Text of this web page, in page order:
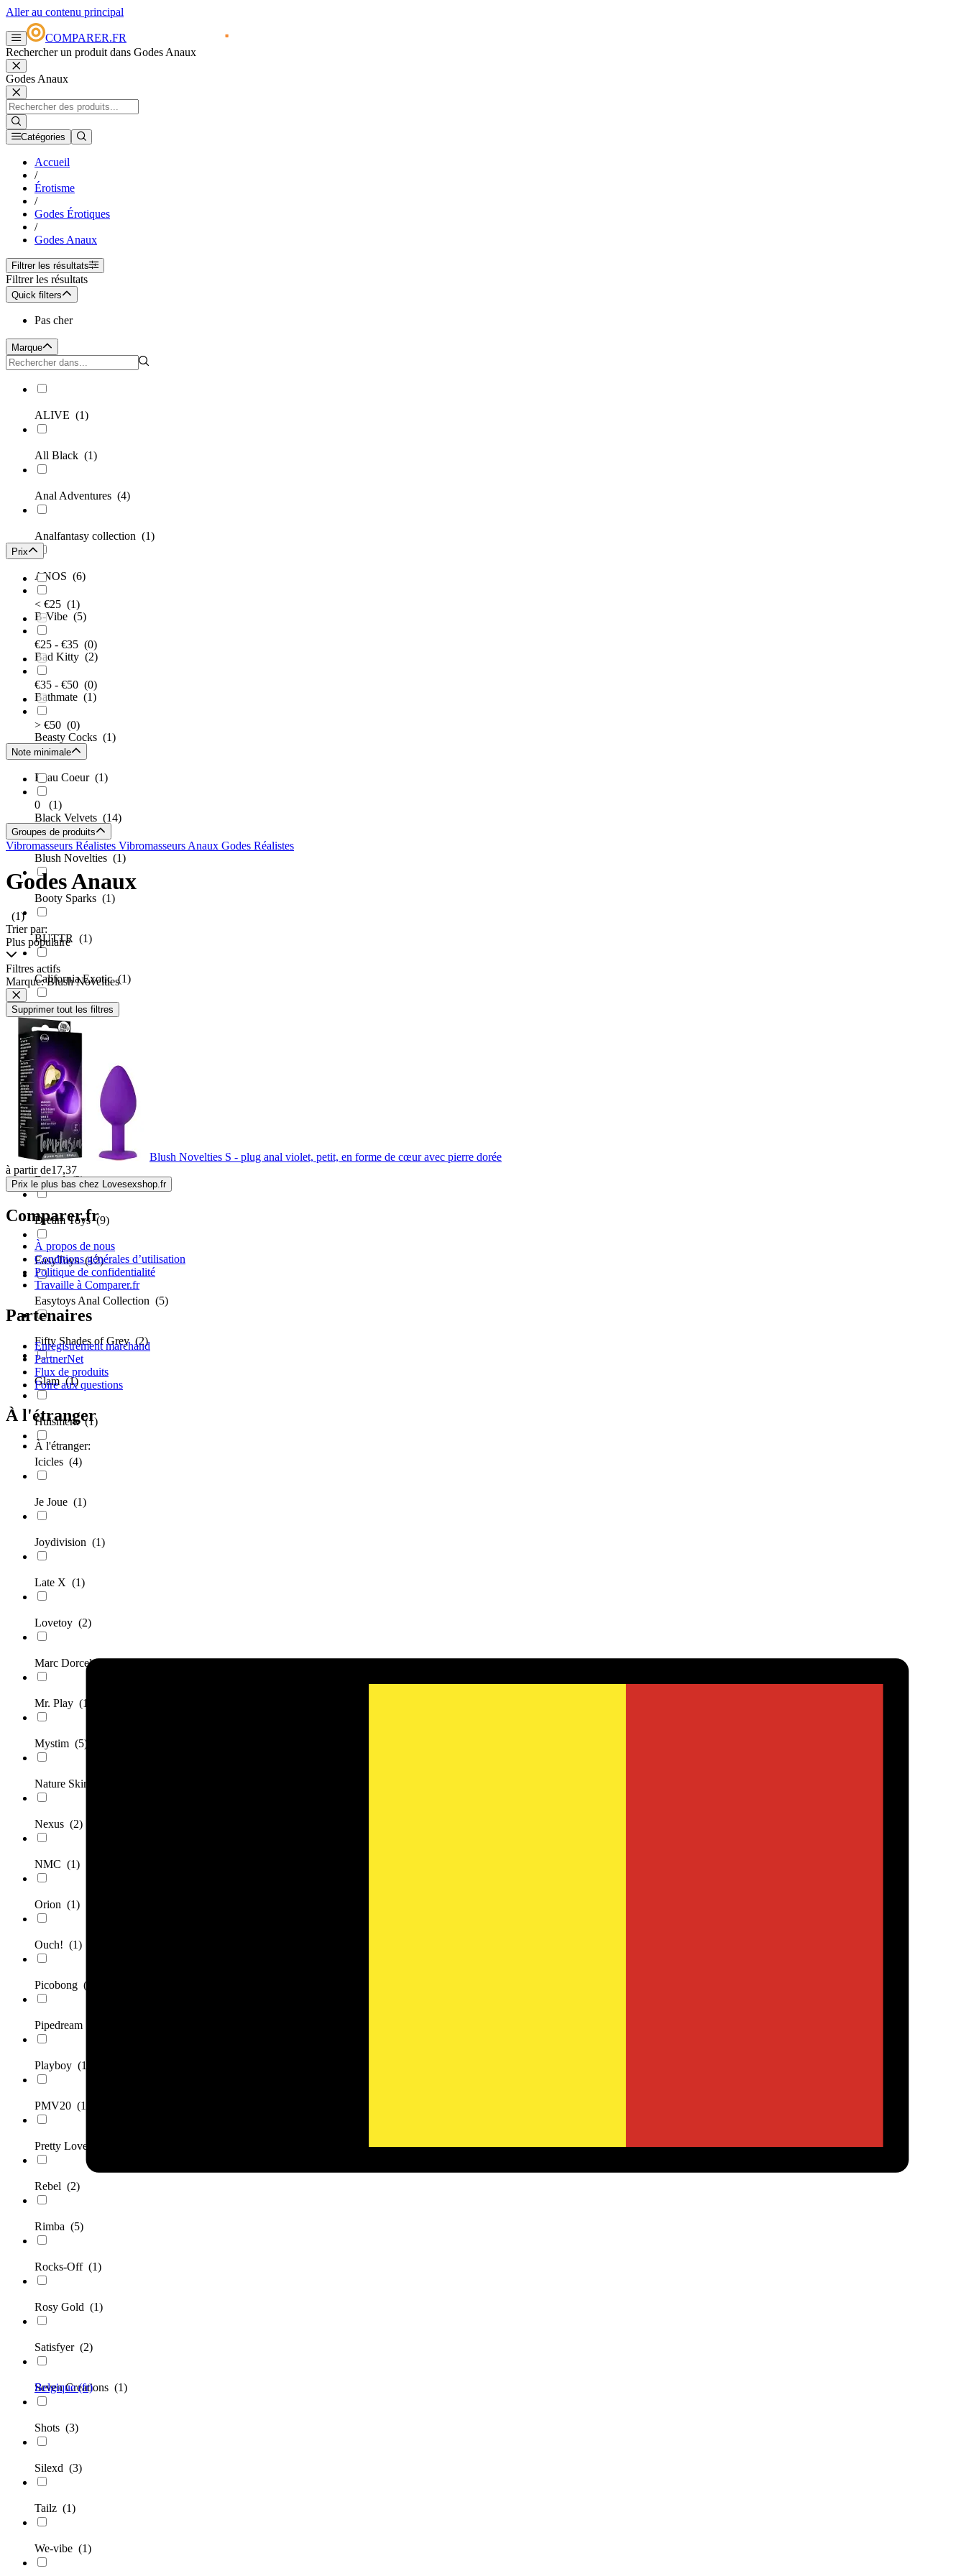
Aller au contenu principal
COMPARER.FR
Rechercher un produit dans Godes Anaux
Godes Anaux
Catégories
Accueil
/
Érotisme
/
Godes Érotiques
/
Godes Anaux
Filtrer les résultats
Filtrer les résultats
Quick filters
Pas cher
Marque
ALIVE (1)
All Black (1)
Anal Adventures (4)
Analfantasy collection (1)
ANOS (6)
B-Vibe (5)
Bad Kitty (2)
Bathmate (1)
Beasty Cocks (1)
Beau Coeur (1)
Black Velvets (14)
Blush Novelties (1)
Booty Sparks (1)
BUTTR (1)
California Exotic(1)
Colorful Joy(1)
Crystal (1)
Cuties(4)
Diogol(1)
Dorcel(2)
Dream Toys(9)
EasyToys(12)
Easytoys Anal Collection (5)
Fifty Shades of Grey (2)
Glam(1)
Huismerk(1)
Icicles (4)
Je Joue (1)
Joydivision (1)
Late X (1)
Lovetoy (2)
Marc Dorcel(1)
Mr. Play (1)
Mystim (5)
Nature Skin
Nexus (2)
NMC (1)
Orion (1)
Ouch! (1)
Picobong (1)
Pipedream
Playboy (1)
PMV20 (1)
Pretty Love
Rebel (2)
Rimba (5)
Rocks-Off (1)
Rosy Gold (1)
Satisfyer (2)
Seven Creations (1)
Shots (3)
Silexd (3)
Tailz (1)
We-vibe (1)
Prix
< €25 (1)
€25 - €35 (0)
€35 - €50 (0)
> €50 (0)
Note minimale
0 (1)
Groupes de produits
Vibromasseurs Réalistes Vibromasseurs Anaux Godes Réalistes
Godes Anaux
(1)
Trier par:
Plus populaire
Filtres actifs
Marque: Blush Novelties
Supprimer tout les filtres
Blush Novelties S - plug anal violet, petit, en forme de cœur avec pierre dorée
à partir de17,37
Prix le plus bas chez Lovesexshop.fr
Comparer.fr
À propos de nous
Conditions générales d’utilisation
Politique de confidentialité
Travaille à Comparer.fr
Partenaires
Enregistrement marchand
PartnerNet
Flux de produits
Foire aux questions
À l'étranger
À l'étranger:
Belgique (fr)